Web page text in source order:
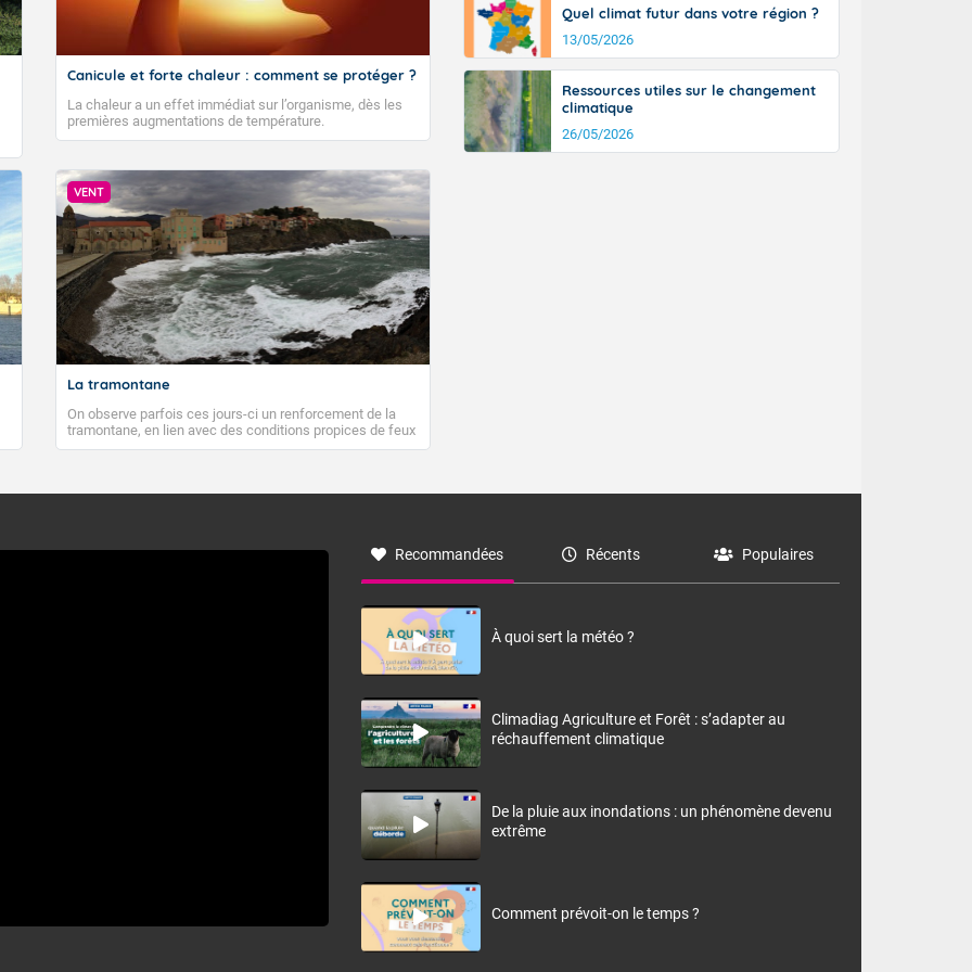
Canicule et forte chaleur : comment se protéger ?
La chaleur a un effet immédiat sur l’organisme, dès les
premières augmentations de température.
VENT
La tramontane
On observe parfois ces jours-ci un renforcement de la
tramontane, en lien avec des conditions propices de feux
de forêt. Mais qu'est-ce que la tramontane ? Quelles sont
à nord-ouest, dans un secteur qui part du Roussillon à la
monts, en allusion aux régions montagneuses d’où
Quel climat futur dans votre région ?
13/05/2026
Ressources utiles sur le changement
climatique
26/05/2026
Recommandées Récents Populaires
À quoi sert la météo ?
Climadiag Agriculture et Forêt : s’adapter au
réchauffement climatique
De la pluie aux inondations : un phénomène devenu
extrême
Comment prévoit-on le temps ?